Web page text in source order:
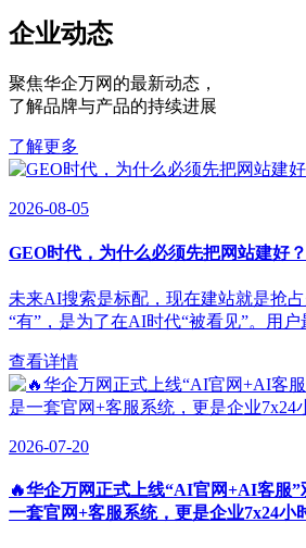
企业动态
聚焦华企万网的最新动态 ，
了解品牌与产品的持续进展
了解更多
2026-08-05
GEO时代，为什么必须先把网站建好？
未来AI搜索是标配，现在建站就是抢
“有”，是为了在AI时代“被看见”。用户
查看详情
2026-07-20
🔥华企万网正式上线“AI官网+AI客服
一套官网+客服系统，更是企业7x24小